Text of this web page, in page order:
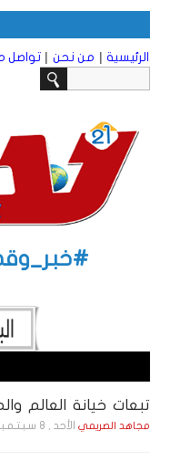
الرئيسية | من نحن | تواصل
تبعات خيانة العالم
مجاهد الصريمي الأحد , 8 سـبـتـمـبـر , 2024 الساعة 7:38:00 PM